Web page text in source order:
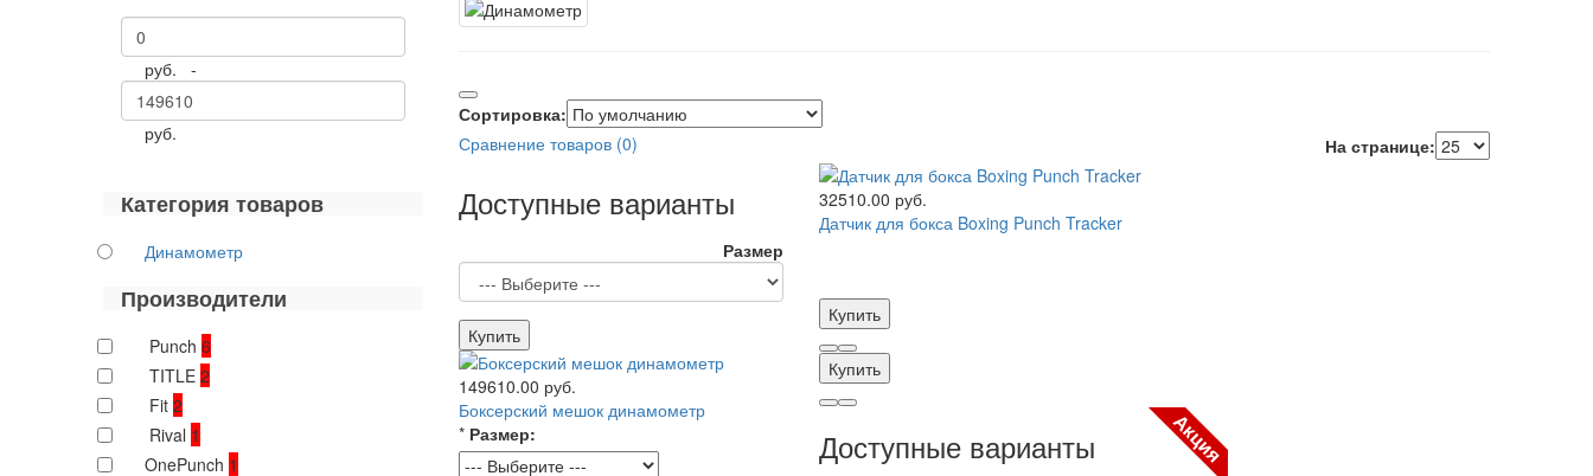
руб. -
руб.
Категория товаров
Динамометр
Производители
Punch 6
TITLE 2
Fit 2
Rival 1
OnePunch 1
Сортировка:
На странице:
Сравнение товаров (0)
Доступные варианты
Размер
Купить
149610.00 руб.
Боксерский мешок динамометр
* Размер:
32510.00 руб.
Датчик для бокса Boxing Punch Tracker
Купить
Купить
Доступные варианты Акция